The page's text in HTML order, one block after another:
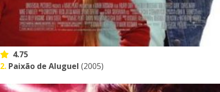
4.75
2. Paixão de Aluguel (2005)